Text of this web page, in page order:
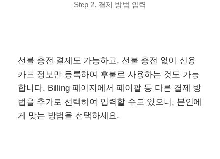
Step 2. 결제 방법 입력
선불 충전 결제도 가능하고, 선불 충전 없이 신용
카드 정보만 등록하여 후불로 사용하는 것도 가능
합니다. Billing 페이지에서 페이팔 등 다른 결제 방
법을 추가로 선택하여 입력할 수도 있으니, 본인에
게 맞는 방법을 선택하세요.